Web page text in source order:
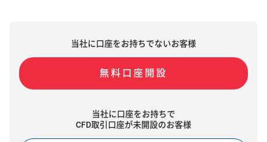
当社に口座をお持ちでないお客様
無料口座開設
当社に口座をお持ちで
CFD取引口座が未開設のお客様